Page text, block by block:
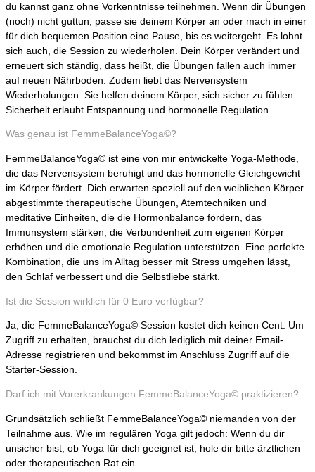
du kannst ganz ohne Vorkenntnisse teilnehmen. Wenn dir Übungen
(noch) nicht guttun, passe sie deinem Körper an oder mach in einer
für dich bequemen Position eine Pause, bis es weitergeht. Es lohnt
sich auch, die Session zu wiederholen. Dein Körper verändert und
erneuert sich ständig, dass heißt, die Übungen fallen auch immer
auf neuen Nährboden. Zudem liebt das Nervensystem
Wiederholungen. Sie helfen deinem Körper, sich sicher zu fühlen.
Sicherheit erlaubt Entspannung und hormonelle Regulation.
Was genau ist FemmeBalanceYoga©?
FemmeBalanceYoga© ist eine von mir entwickelte Yoga-Methode,
die das Nervensystem beruhigt und das hormonelle Gleichgewicht
im Körper fördert. Dich erwarten speziell auf den weiblichen Körper
abgestimmte therapeutische Übungen, Atemtechniken und
meditative Einheiten, die die Hormonbalance fördern, das
Immunsystem stärken, die Verbundenheit zum eigenen Körper
erhöhen und die emotionale Regulation unterstützen. Eine perfekte
Kombination, die uns im Alltag besser mit Stress umgehen lässt,
den Schlaf verbessert und die Selbstliebe stärkt.
Ist die Session wirklich für 0 Euro verfügbar?
Ja, die FemmeBalanceYoga© Session kostet dich keinen Cent. Um
Zugriff zu erhalten, brauchst du dich lediglich mit deiner Email-
Adresse registrieren und bekommst im Anschluss Zugriff auf die
Starter-Session.
Darf ich mit Vorerkrankungen FemmeBalanceYoga© praktizieren?
Grundsätzlich schließt FemmeBalanceYoga© niemanden von der
Teilnahme aus. Wie im regulären Yoga gilt jedoch: Wenn du dir
unsicher bist, ob Yoga für dich geeignet ist, hole dir bitte ärztlichen
oder therapeutischen Rat ein.